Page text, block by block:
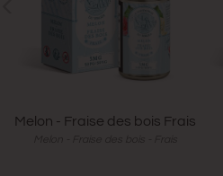
Melon - Fraise des bois Frais